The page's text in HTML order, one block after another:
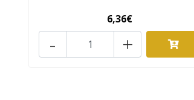
6,36€
+
-